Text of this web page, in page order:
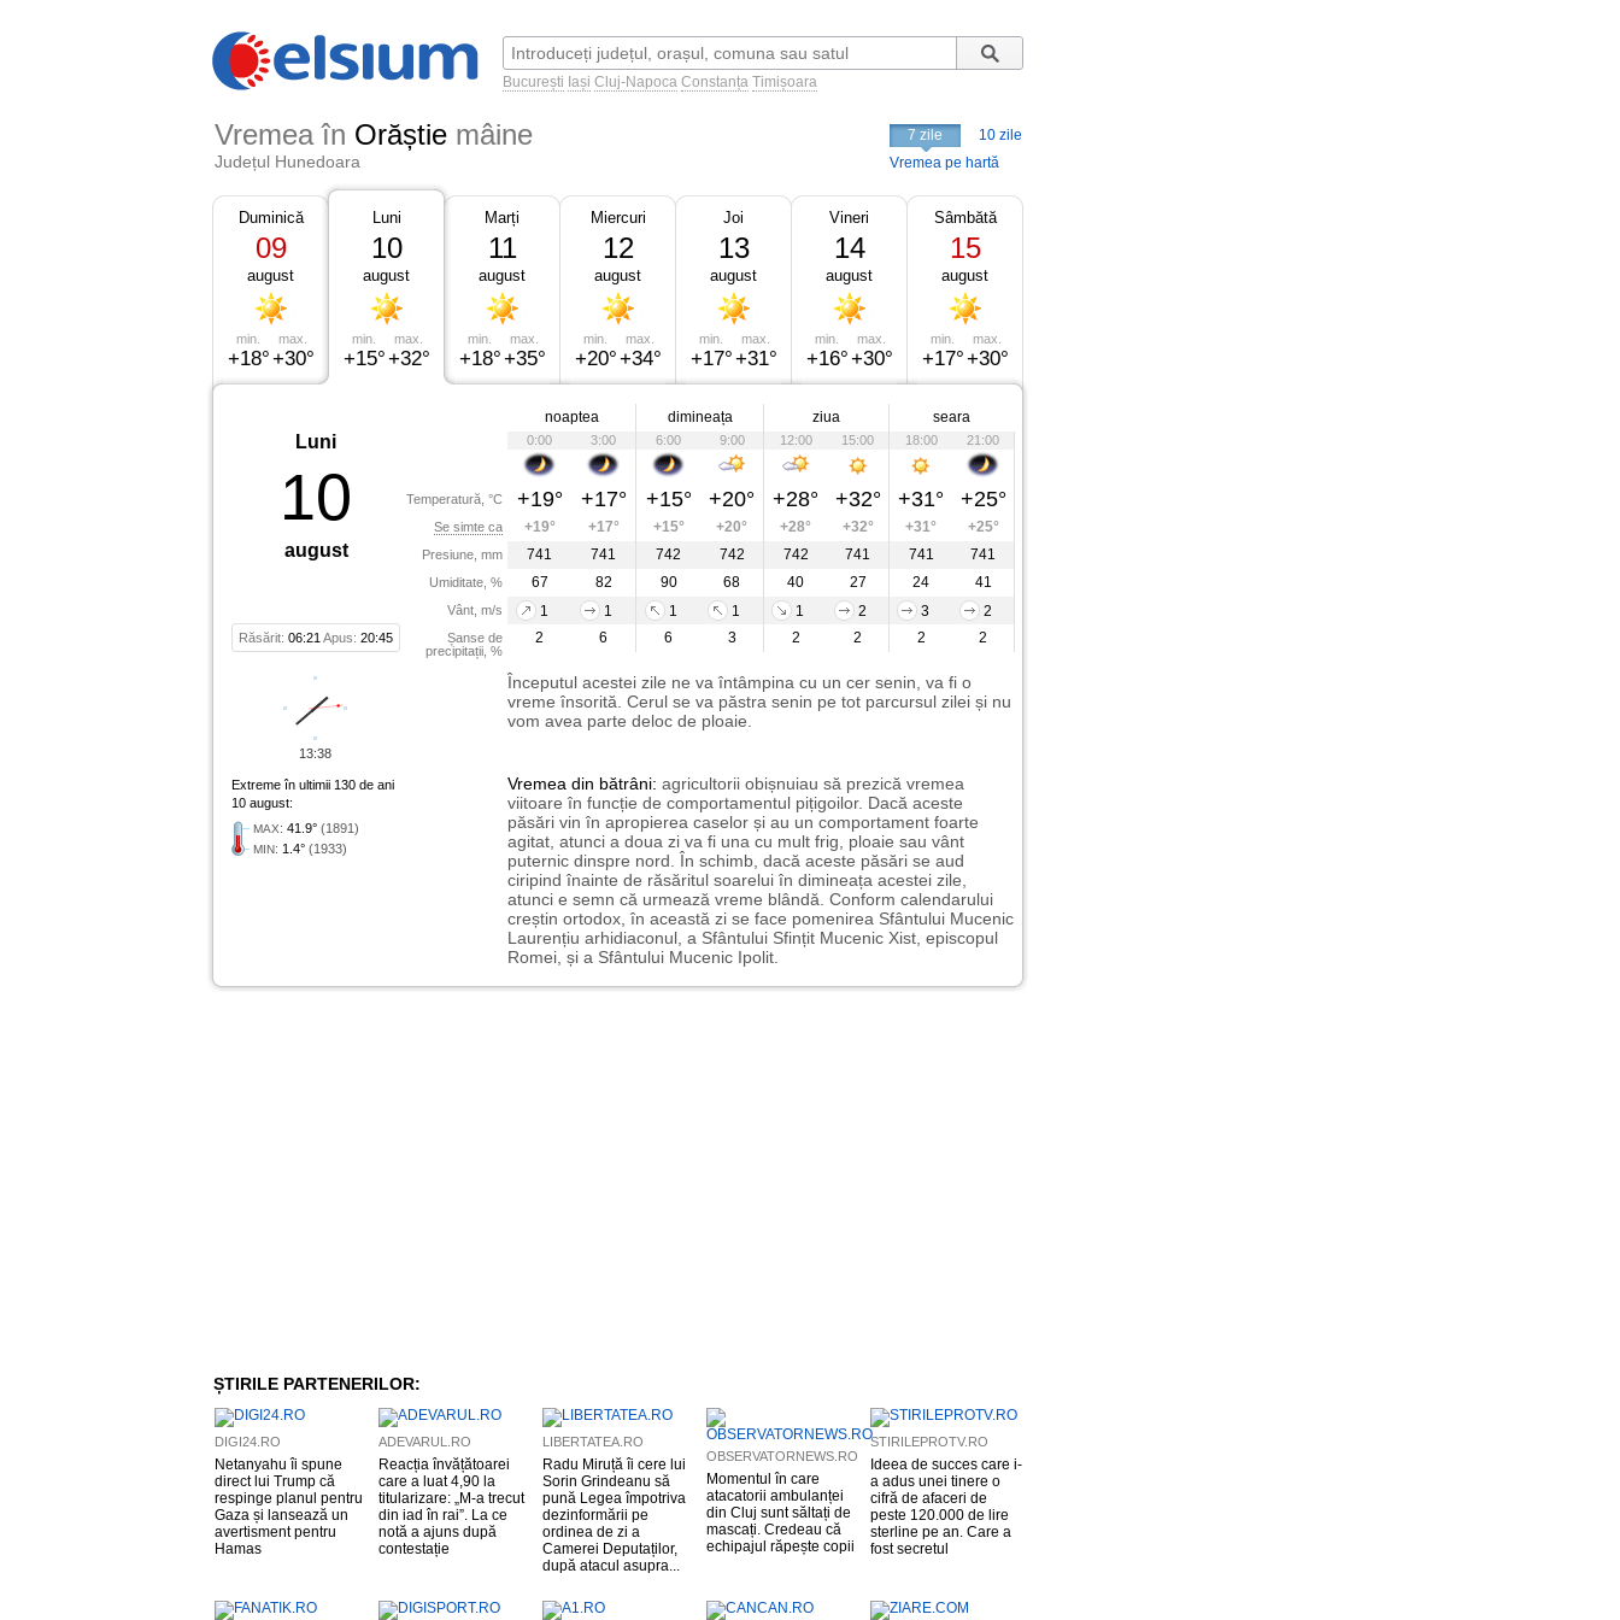
București Iași Cluj-Napoca Constanța Timișoara
Vremea în Orăștie mâine
Județul Hunedoara
7 zile
10 zile
Vremea pe hartă
Duminică
09
august
min.
+18°
max.
+30°
Luni
10
august
min.
+15°
max.
+32°
Marți
11
august
min.
+18°
max.
+35°
Miercuri
12
august
min.
+20°
max.
+34°
Joi
13
august
min.
+17°
max.
+31°
Vineri
14
august
min.
+16°
max.
+30°
Sâmbătă
15
august
min.
+17°
max.
+30°
Luni
10
august
Răsărit: 06:21 Apus: 20:45
Temperatură, °C
Se simte ca
Presiune, mm
Umiditate, %
Vânt, m/s
Șanse de
precipitații, %
noaptea dimineața ziua seara
0:00 3:00 6:00 9:00 12:00 15:00 18:00 21:00
+19° +17° +15° +20° +28° +32° +31° +25°
+19° +17° +15° +20° +28° +32° +31°
+25°
741
741 742 742 742 741 741
741
67
82 90 68 40 27 24
41
1
1 1 1 1 2 3
2
2
6 6 3 2 2 2 2
Începutul acestei zile ne va întâmpina cu un cer senin, va fi o
vreme însorită. Cerul se va păstra senin pe tot parcursul zilei și nu
vom avea parte deloc de ploaie.
Extreme în ultimii 130 de ani
10 august:
MAX: 41.9° (1891)
MIN: 1.4° (1933)
Vremea din bătrâni: agricultorii obișnuiau să prezică vremea
viitoare în funcție de comportamentul pițigoilor. Dacă aceste
păsări vin în apropierea caselor și au un comportament foarte
agitat, atunci a doua zi va fi una cu mult frig, ploaie sau vânt
puternic dinspre nord. În schimb, dacă aceste păsări se aud
ciripind înainte de răsăritul soarelui în dimineața acestei zile,
atunci e semn că urmează vreme blândă. Conform calendarului
creștin ortodox, în această zi se face pomenirea Sfântului Mucenic
Laurențiu arhidiaconul, a Sfântului Sfințit Mucenic Xist, episcopul
Romei, și a Sfântului Mucenic Ipolit.
13:38
ȘTIRILE PARTENERILOR:
DIGI24.RO
Netanyahu îi spune
direct lui Trump că
respinge planul pentru
Gaza și lansează un
avertisment pentru
Hamas
ADEVARUL.RO
Reacția învățătoarei
care a luat 4,90 la
titularizare: „M-a trecut
din iad în rai”. La ce
notă a ajuns după
contestație
LIBERTATEA.RO
Radu Miruță îi cere lui
Sorin Grindeanu să
pună Legea împotriva
dezinformării pe
ordinea de zi a
Camerei Deputaților,
după atacul asupra...
OBSERVATORNEWS.RO
Momentul în care
atacatorii ambulanței
din Cluj sunt săltați de
mascați. Credeau că
echipajul răpește copii
STIRILEPROTV.RO
Ideea de succes care i-
a adus unei tinere o
cifră de afaceri de
peste 120.000 de lire
sterline pe an. Care a
fost secretul